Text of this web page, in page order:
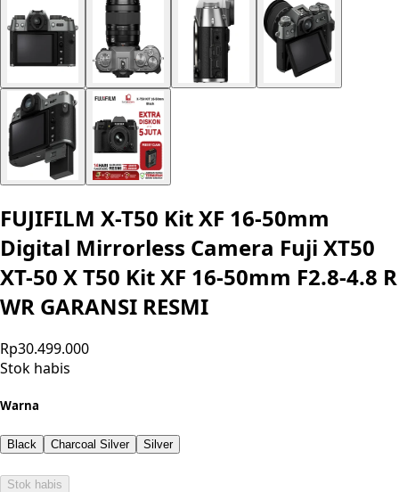
FUJIFILM X-T50 Kit XF 16-50mm
Digital Mirrorless Camera Fuji XT50
XT-50 X T50 Kit XF 16-50mm F2.8-4.8 R
WR GARANSI RESMI
Rp30.499.000
Stok habis
Warna
Black Charcoal Silver Silver
Stok habis